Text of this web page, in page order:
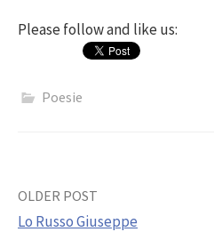
Please follow and like us:
Poesie
Post
OLDER POST
Lo Russo Giuseppe